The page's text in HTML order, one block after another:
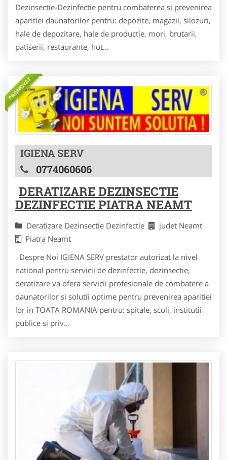
Dezinsectie-Dezinfectie pentru combaterea si prevenirea
aparitiei daunatorilor pentru: depozite, magazii, silozuri,
hale de depozitare, hale de productie, mori, brutarii,
patiserii, restaurante, hot...
PROMOVAT
IGIENA SERV
0774060606
DERATIZARE DEZINSECTIE
DEZINFECTIE PIATRA NEAMT
Deratizare Dezinsectie Dezinfectie
judet Neamt
Piatra Neamt
Despre Noi IGIENA SERV prestator autorizat la nivel
national pentru servicii de dezinfectie, dezinsectie,
deratizare va ofera servicii profesionale de combatere a
daunatorilor si solutii optime pentru prevenirea aparitiei
lor in TOATA ROMANIA pentru: spitale, scoli, institutii
publice si priv...